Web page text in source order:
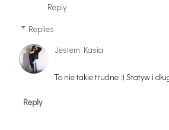
Reply
Replies
Jestem Kasia
To nie takie trudne :) Statyw i
Reply